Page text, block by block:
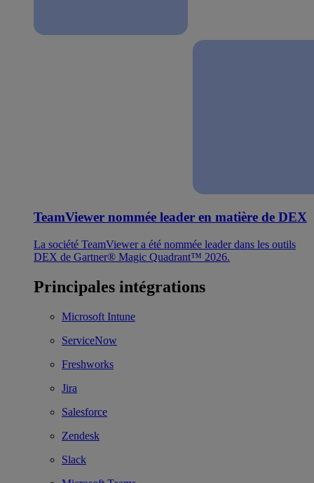
TeamViewer nommée leader en matière de DEX
La société TeamViewer a été nommée leader dans les outils
DEX de Gartner® Magic Quadrant™ 2026.
Principales intégrations
Microsoft Intune
ServiceNow
Freshworks
Jira
Salesforce
Zendesk
Slack